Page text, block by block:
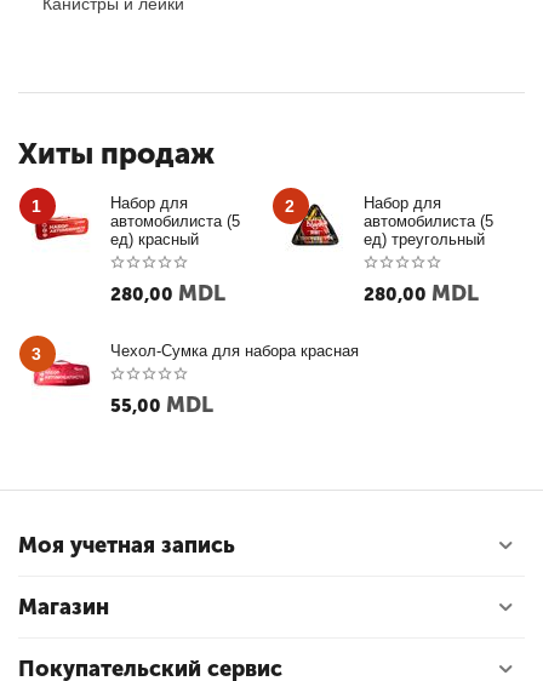
Хиты продаж
1
Набор для
автомобилиста (5
ед) красный
280,00 MDL
2
Набор для
автомобилиста (5
ед) треугольный
280,00 MDL
3 Чехол-Сумка для набора красная
55,00 MDL
Моя учетная запись
Магазин
Покупательский сервис